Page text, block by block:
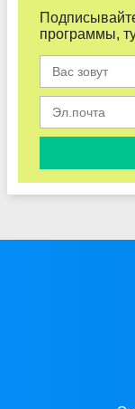
программы,